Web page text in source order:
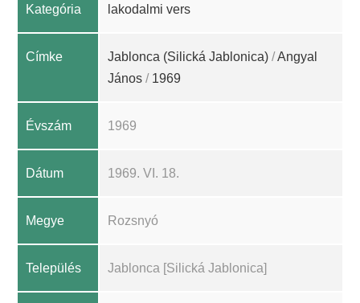
Kategória lakodalmi vers
Címke Jablonca (Silická Jablonica) /Angyal
János / 1969
Évszám 1969
Dátum 1969. VI. 18.
Megye Rozsnyó
Település Jablonca [Silická Jablonica]